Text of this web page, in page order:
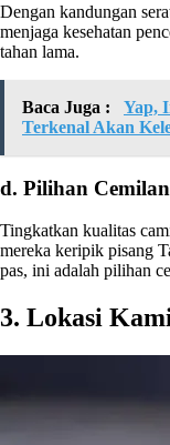
Dengan kandungan
menjaga kesehatan
tahan lama.
Baca Juga :
Yap,
Terkenal Akan
d. Pilihan
Tingkatkan kualitas
mereka keripik pisang
pas, ini adalah pilihan
3. Lokasi